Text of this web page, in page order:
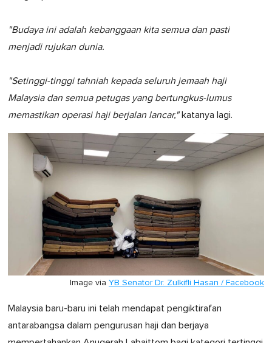
"Budaya ini adalah kebanggaan kita semua dan pasti
menjadi rujukan dunia.
"Setinggi-tinggi tahniah kepada seluruh jemaah haji
Malaysia dan semua petugas yang bertungkus-lumus
memastikan operasi haji berjalan lancar,"katanya lagi.
Image via YB Senator Dr. Zulkifli Hasan / Facebook
Malaysia baru-baru ini telah mendapat pengiktirafan
antarabangsa dalam pengurusan haji dan berjaya